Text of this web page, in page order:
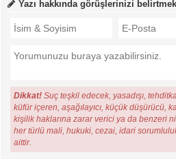
Yazı hakkında görüşlerinizi
Dikkat! Suç teşkil edecek, yasadışı,
küfür içeren, aşağılayıcı, küçük düşürücü,
kişilik haklarına zarar verici ya da benzeri
her türlü mali, hukuki, cezai, idari
aittir.